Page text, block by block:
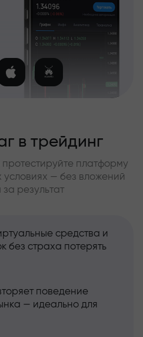
в трейдинг
платформу
— без вложений
результат
средства и
без страха потерять
поведение
— идеально для